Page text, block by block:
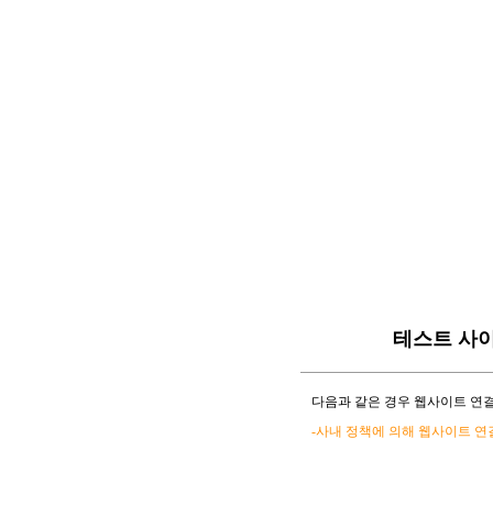
테스트 사
다음과 같은 경우 웹사이트 연
-사내 정책에 의해 웹사이트